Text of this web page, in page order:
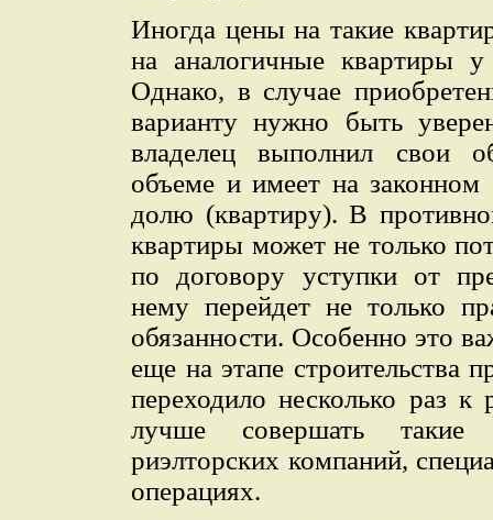
Иногда цены на такие
на аналогичные квартиры у
Однако, в случае
варианту нужно быть
владелец выполнил свои
объеме и имеет на законном
долю (квартиру). В
квартиры может не только
по договору уступки от
нему перейдет не только
обязанности. Особенно это
еще на этапе строительства
переходило несколько раз
лучше совершать
риэлторских компаний,
операциях.